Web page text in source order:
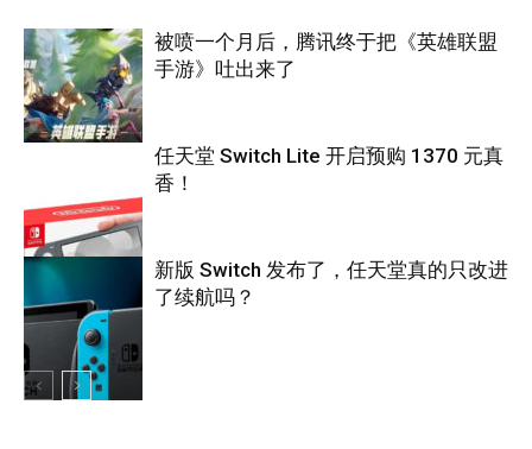
被喷一个月后，腾讯终于把《英雄联盟
手游》吐出来了
游戏
任天堂 Switch Lite 开启预购 1370 元真
香！
新版 Switch 发布了，任天堂真的只改进
了续航吗？